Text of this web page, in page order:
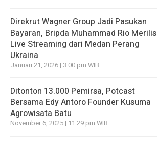
Direkrut Wagner Group Jadi Pasukan
Bayaran, Bripda Muhammad Rio Merilis
Live Streaming dari Medan Perang
Ukraina
Januari 21, 2026 | 3:00 pm WIB
Ditonton 13.000 Pemirsa, Potcast
Bersama Edy Antoro Founder Kusuma
Agrowisata Batu
November 6, 2025 | 11:29 pm WIB